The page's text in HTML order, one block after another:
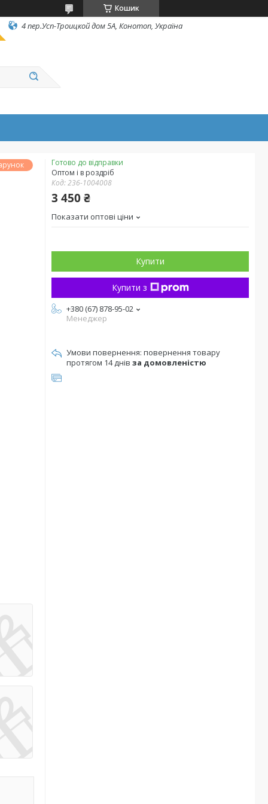
Кошик
4 пер.Усп-Троицкой дом 5А, Конотоп, Україна
Готово до відправки
Оптом і в роздріб
Код:236-1004008
3 450 ₴
Показати оптові ціни
Купити
Купити з
+380 (67) 878-95-02
Менеджер
повернення товару
протягом 14 днів за домовленістю